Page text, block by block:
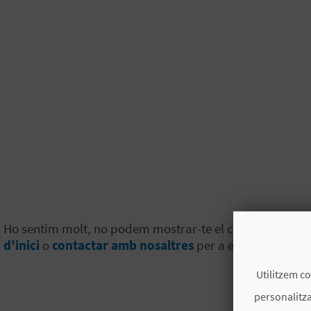
Ho sentim molt, no podem mostrar-te el contingut
d'inici o contactar amb nosaltres per a explicar-nos
Utilitzem